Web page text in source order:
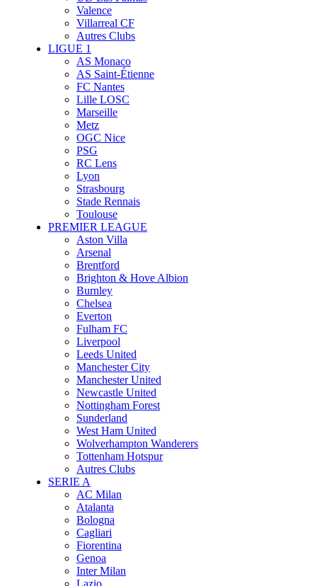
Valence
Villarreal CF
Autres Clubs
LIGUE 1
AS Monaco
AS Saint-Étienne
FC Nantes
Lille LOSC
Marseille
Metz
OGC Nice
PSG
RC Lens
Lyon
Strasbourg
Stade Rennais
Toulouse
PREMIER LEAGUE
Aston Villa
Arsenal
Brentford
Brighton & Hove Albion
Burnley
Chelsea
Everton
Fulham FC
Liverpool
Leeds United
Manchester City
Manchester United
Newcastle United
Nottingham Forest
Sunderland
West Ham United
Wolverhampton Wanderers
Tottenham Hotspur
Autres Clubs
SERIE A
AC Milan
Atalanta
Bologna
Cagliari
Fiorentina
Genoa
Inter Milan
Lazio